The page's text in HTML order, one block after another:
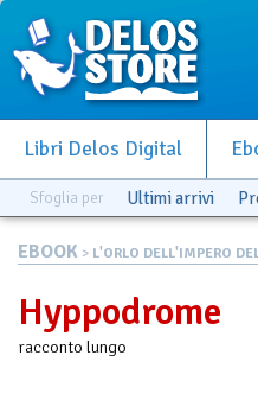
Libri Delos Digital
Sfoglia per Ultimi arrivi
EBOOK > L'ORLO DELL'IMPERO
Hyppodrome
racconto lungo